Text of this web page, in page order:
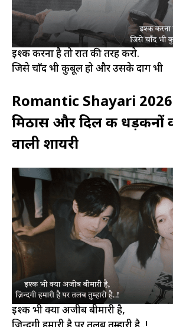
इश्क करना है तो रात की तरह करो.
जिसे चाँद भी कुबूल हो और उसके दाग भी
Romantic Shayari
मिठास और दिल की धड़कनों
वाली शायरी
इश्क भी क्या अजीब बीमारी है,